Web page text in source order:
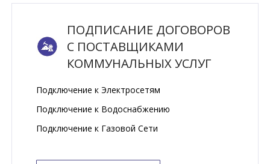
ПОДПИСАНИЕ ДОГОВОРОВ
С ПОСТАВЩИКАМИ
КОММУНАЛЬНЫХ УСЛУГ
Подключение к Электросетям
Подключение к Bодоснабжению
Подключение к Газовой Сети